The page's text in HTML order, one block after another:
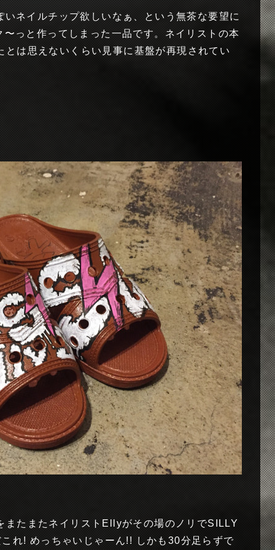
ネイルチップ欲しいなぁ、という無茶な要望に
〜っと作ってしまった一品です。ネイリストの本
は思えないくらい見事に基盤が再現されてい
またまたネイリストEllyがその場のノリでSILLY
れ! めっちゃいじゃーん!! しかも30分足らずで